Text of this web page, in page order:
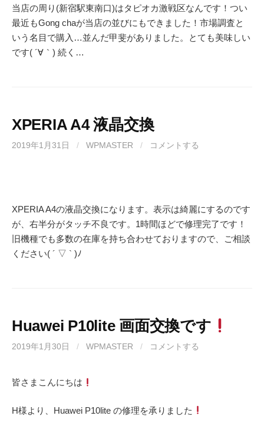
当店の周り(新宿駅東南口)はタピオカ激戦区なんです！つい
最近もGong chaが当店の並びにもできました！市場調査と
いう名目で購入…並んだ甲斐がありました。とても美味しい
です( ´∀｀) 続く…
XPERIA A4 液晶交換
2019年1月31日 / WPMASTER / コメントする
XPERIA A4の液晶交換になります。表示は綺麗にするのです
が、右半分がタッチ不良です。1時間ほどで修理完了です！
旧機種でも多数の在庫を持ち合わせておりますので、ご相談
ください( ´ ▽ ` )ﾉ
Huawei P10lite 画面交換です
2019年1月30日 / WPMASTER / コメントする
皆さまこんにちは
H様より、Huawei P10lite の修理を承りました